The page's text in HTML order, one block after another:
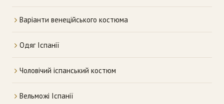
Варіанти венеційського костюма
Одяг Іспанії
Чоловічий іспанський костюм
Вельможі Іспанії